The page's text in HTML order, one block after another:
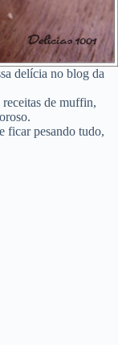
delícia no blog da
de muffin,
ficar pesando tudo,